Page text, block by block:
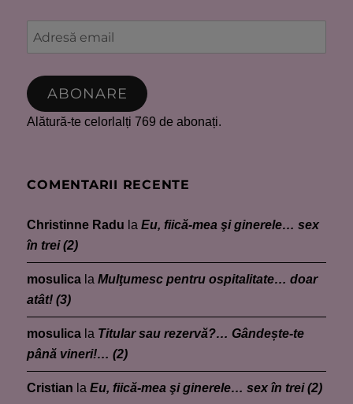
Adresă
email
ABONARE
Alătură-te celorlalți 769 de abonați.
COMENTARII RECENTE
Christinne Radu laEu, fiică-mea şi ginerele… sex
în trei (2)
mosulica laMulţumesc pentru ospitalitate… doar
atât! (3)
mosulica la Titular sau rezervă?… Gândește-te
până vineri!… (2)
Cristian laEu, fiică-mea şi ginerele… sex în trei (2)